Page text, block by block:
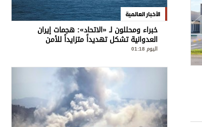
الأخبار العالمية
خبراء ومحللون لـ «الاتحاد»: هجمات إيران
العدوانية تشكل تهديداً متزايداً للأمن
الإقليمي والدولي
اليوم 01:18